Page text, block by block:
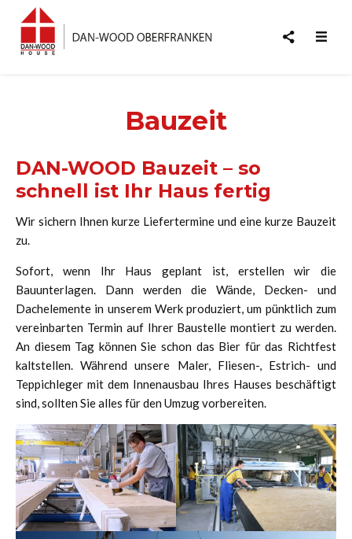
Bauzeit
DAN-WOOD Bauzeit – so
schnell ist Ihr Haus fertig
Wir sichern Ihnen kurze Liefertermine und eine kurze Bauzeit
zu.
Sofort, wenn Ihr Haus geplant ist, erstellen wir die
Bauunterlagen. Dann werden die Wände, Decken- und
Dachelemente in unserem Werk produziert, um pünktlich zum
vereinbarten Termin auf Ihrer Baustelle montiert zu werden.
An diesem Tag können Sie schon das Bier für das Richtfest
kaltstellen. Während unsere Maler, Fliesen-, Estrich- und
Teppichleger mit dem Innenausbau Ihres Hauses beschäftigt
sind, sollten Sie alles für den Umzug vorbereiten.